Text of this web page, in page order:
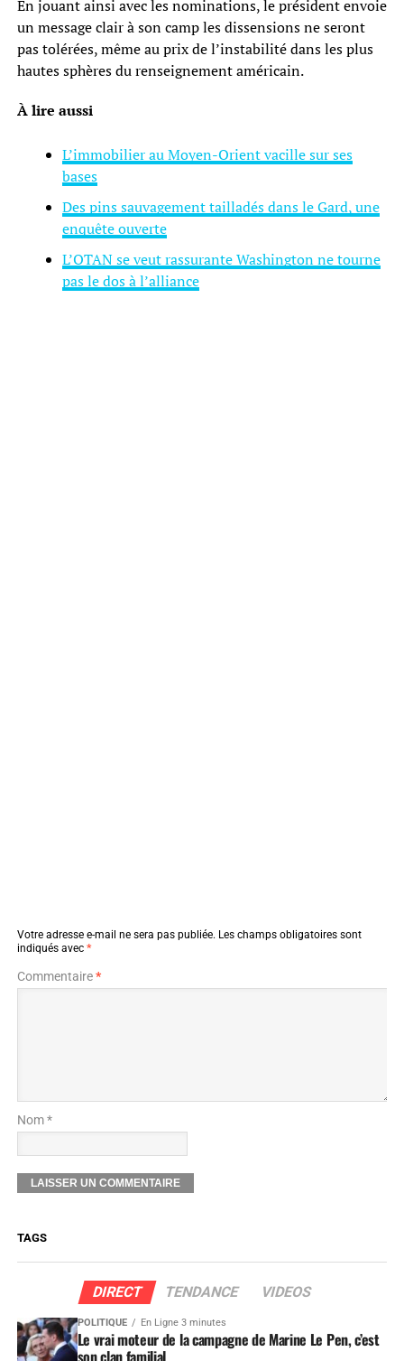
En jouant ainsi avec les nominations, le président envoie
un message clair à son camp les dissensions ne seront
pas tolérées, même au prix de l’instabilité dans les plus
hautes sphères du renseignement américain.
À lire aussi
L’immobilier au Moyen-Orient vacille sur ses
bases
Des pins sauvagement tailladés dans le Gard, une
enquête ouverte
L’OTAN se veut rassurante Washington ne tourne
pas le dos à l’alliance
Votre adresse e-mail ne sera pas publiée. Les champs obligatoires sont
indiqués avec *
Commentaire*
Nom *
TAGS
DIRECT TENDANCE VIDEOS
POLITIQUE En Ligne 3 minutes
Le vrai moteur de la campagne de Marine Le Pen, c’est
son clan familial